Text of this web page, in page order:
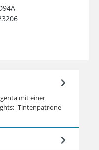
mit einer
Tintenpatrone